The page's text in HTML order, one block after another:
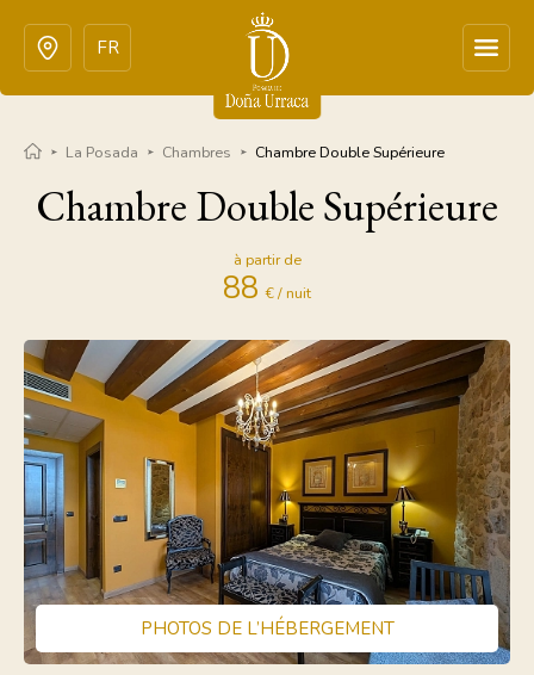
FR
La Posada Chambres Chambre Double Supérieure
Chambre Double Supérieure
à partir de
88 € / nuit
PHOTOS DE L’HÉBERGEMENT